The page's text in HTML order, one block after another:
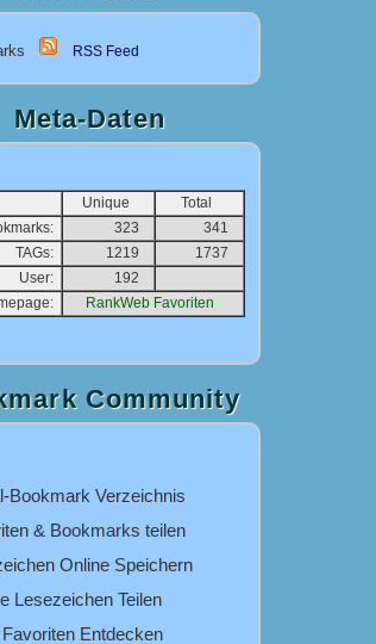
RSS Feed
Meta-Daten
Unique
Total
323
341
TAGs:
1219
1737
User:
192
RankWeb Favoriten
Community
Bookmark Verzeichnis
& Bookmarks teilen
Online Speichern
Lesezeichen Teilen
Entdecken